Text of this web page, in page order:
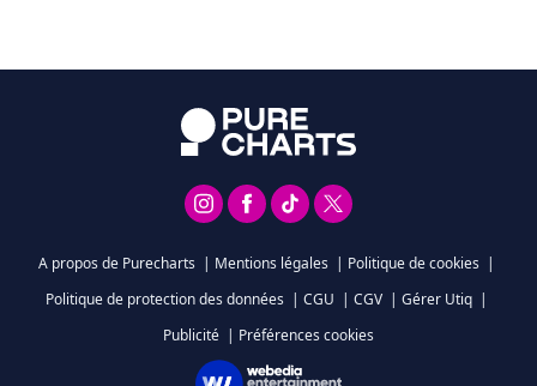
A propos de Purecharts | Mentions légales | Politique de cookies |
Politique de protection des données | CGU | CGV | Gérer Utiq |
Publicité | Préférences cookies